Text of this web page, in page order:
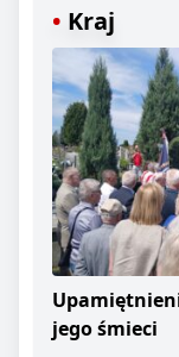
Kraj
jego śmieci